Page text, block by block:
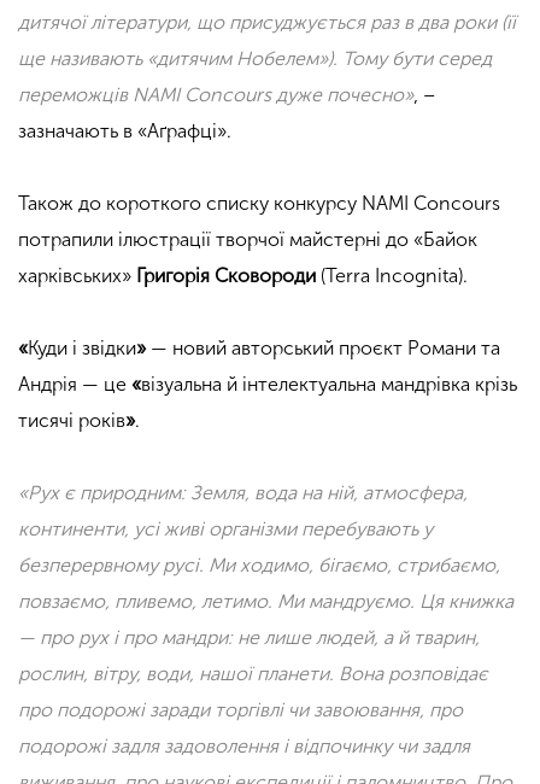
дитячої літератури, що присуджується раз в два роки (її
ще називають «дитячим Нобелем»). Тому бути серед
переможців NAMI Concours дуже почесно», –
зазначають в «Аґрафці».
Також до короткого списку конкурсу NAMI Concours
потрапили ілюстрації творчої майстерні до «Байок
харківських» Григорія Сковороди (Terra Incognita).
«Куди і звідки»— новий авторський проєкт Романи та
Андрія — це «візуальна й інтелектуальна мандрівка крізь
тисячі років».
«Рух є природним: Земля, вода на ній, атмосфера,
континенти, усі живі організми перебувають у
безперервному русі. Ми ходимо, бігаємо, стрибаємо,
повзаємо, пливемо, летимо. Ми мандруємо. Ця книжка
— про рух і про мандри: не лише людей, а й тварин,
рослин, вітру, води, нашої планети. Вона розповідає
про подорожі заради торгівлі чи завоювання, про
подорожі задля задоволення і відпочинку чи задля